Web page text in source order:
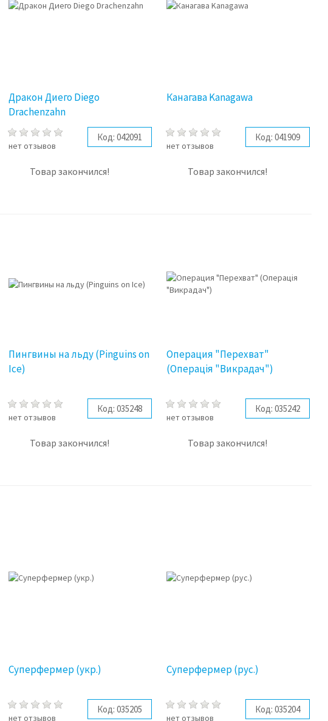
Дракон Диего Diego
Drachenzahn
нет отзывов
Код: 042091
Товар закончился!
Канагава Kanagawa
нет отзывов
Код: 041909
Товар закончился!
Пингвины на льду (Pinguins on
Ice)
нет отзывов
Код: 035248
Товар закончился!
Операция "Перехват"
(Операція "Викрадач")
нет отзывов
Код: 035242
Товар закончился!
Суперфермер (укр.)
нет отзывов
Код: 035205
Суперфермер (рус.)
нет отзывов
Код: 035204